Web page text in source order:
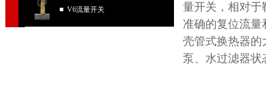
■ V6流量开关
量开关，相对于
准确的复位流
壳管式换热器的
泵、水过滤器状